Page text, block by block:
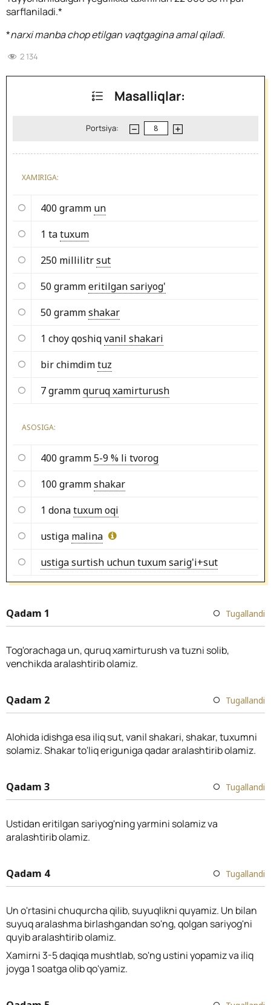
sarflaniladi.*
*narxi manba chop etilgan vaqtgagina amal qiladi.
2 134
Masalliqlar:
Portsiya:
XAMIRIGA:
400 gramm un
1 tatuxum
250 millilitrsut
50 grammeritilgan sariyog'
50 grammshakar
1 choy qoshiqvanil shakari
bir chimdimtuz
7 grammquruq xamirturush
ASOSIGA:
400 gramm5-9 % li tvorog
100 grammshakar
1 donatuxum oqi
ustiga malina
ustiga surtish uchun tuxum sarig'i+sut
Qadam 1 Tugallandi
Tog'orachaga un, quruq xamirturush va tuzni solib,
venchikda aralashtirib olamiz.
Qadam 2 Tugallandi
Alohida idishga esa iliq sut, vanil shakari, shakar, tuxumni
solamiz. Shakar to'liq eriguniga qadar aralashtirib olamiz.
Qadam 3 Tugallandi
Ustidan eritilgan sariyog'ning yarmini solamiz va
aralashtirib olamiz.
Qadam 4 Tugallandi
Un o'rtasini chuqurcha qilib, suyuqlikni quyamiz. Un bilan
suyuq aralashma birlashgandan so'ng, qolgan sariyog'ni
quyib aralashtirib olamiz.
Xamirni 3-5 daqiqa mushtlab, so'ng ustini yopamiz va iliq
joyga 1 soatga olib qo'yamiz.